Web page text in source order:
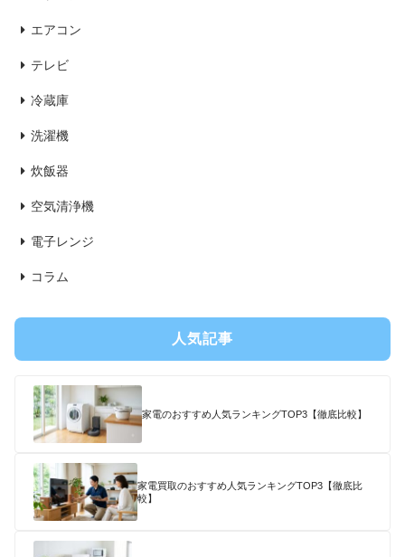
エアコン
テレビ
冷蔵庫
洗濯機
炊飯器
空気清浄機
電子レンジ
コラム
人気記事
家電のおすすめ人気ランキングTOP3【徹底比較】
家電買取のおすすめ人気ランキングTOP3【徹底比
較】